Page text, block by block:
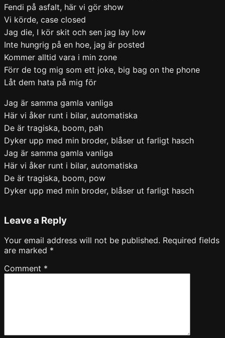
Fendi på asfalt, här vi gör show
Vi körde, case closed
Jag die, I kör skit och sen jag lay low
Inte hungrig på en hoe, jag är posted
Kommer alltid vara i min zone
Förr de tog mig som ett joke, big bag on the phone
Låt dem hata på mig för
Jag är samma gamla vanliga
Här vi åker runt i bilar, automatiska
De är tragiska, boom, pah
Dyker upp med min broder, blåser ut farligt hasch
Jag är samma gamla vanliga
Här vi åker runt i bilar, automatiska
De är tragiska, boom, pow
Dyker upp med min broder, blåser ut farligt hasch
Leave a Reply
Your email address will not be published. Required fields
are marked *
Comment *